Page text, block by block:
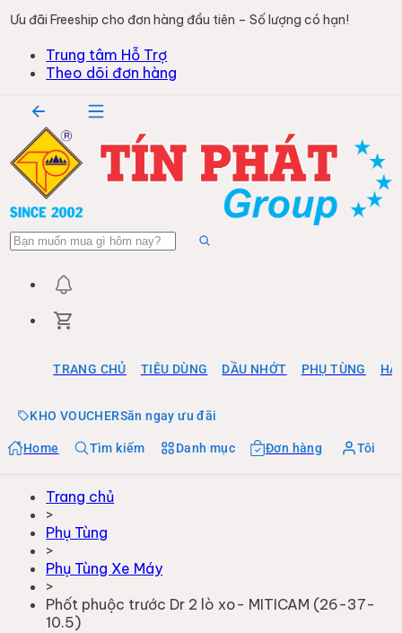
Ưu đãi Freeship cho đơn hàng đầu tiên – Số lượng có hạn!
Trung tâm Hỗ Trợ
Theo dõi đơn hàng
TRANG CHỦ TIÊU DÙNG DẦU NHỚT PHỤ TÙNG
KHO VOUCHERSăn ngay ưu đãi
Home Tìm kiếm Danh mục Đơn hàng Tôi
Trang chủ
>
Phụ Tùng
>
Phụ Tùng Xe Máy
>
Phốt phuộc trước Dr 2 lò xo- MITICAM (26-37-
10.5)